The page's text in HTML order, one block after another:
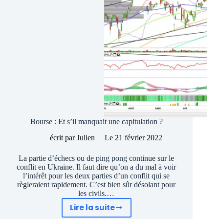
Bourse : Et s’il manquait une capitulation ?
écrit par Julien Le 21 février 2022
La partie d’échecs ou de ping pong continue sur le
conflit en Ukraine. Il faut dire qu’on a du mal à voir
l’intérêt pour les deux parties d’un conflit qui se
règleraient rapidement. C’est bien sûr désolant pour
les civils.…
Lire la suite
Bourse